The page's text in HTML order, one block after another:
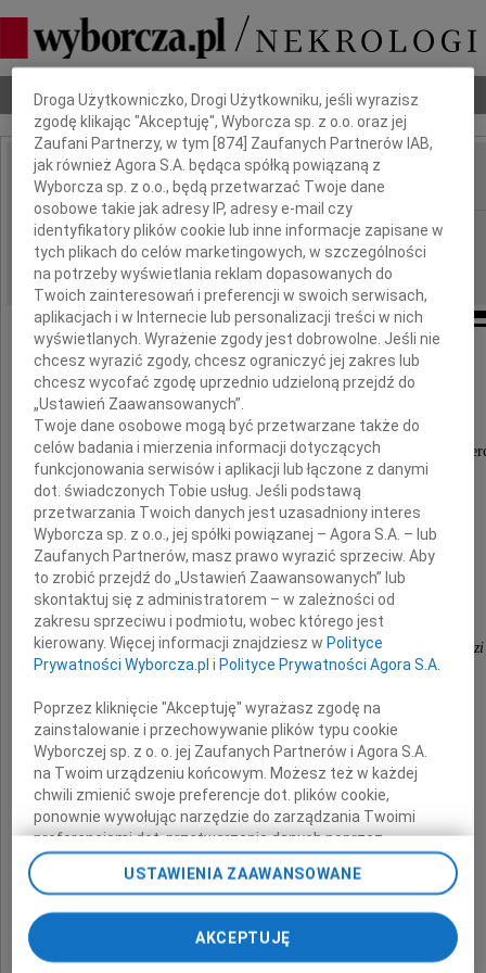
Nekrologi Odeszli Poradnik pogrzebowy
IMIĘ I NAZWISKO:
REGION: Łódź
DATA EMISJI: 07.01.2015
Pani
Krystynie Stępkowskiej
najszczersze wyrazy współczucia z powodu
Mamy
składa
społeczność szkół
Społecznego Towarzystwa Oświatowego w Łodzi
Dbamy o Twoją prywatność
Droga Użytkowniczko, Drogi Użytkowniku, jeśli wyrazisz
zgodę klikając "Akceptuję", Wyborcza sp. z o.o. oraz jej
Zaufani Partnerzy, w tym [874 ] Zaufanych Partnerów IAB,
jak również Agora S.A. będąca spółką powiązaną z
Wyborcza sp. z o.o., będą przetwarzać Twoje dane
osobowe takie jak adresy IP, adresy e-mail czy
identyfikatory plików cookie lub inne informacje zapisane w
tych plikach do celów marketingowych, w szczególności
na potrzeby wyświetlania reklam dopasowanych do
Twoich zainteresowań i preferencji w swoich serwisach,
aplikacjach i w Internecie lub personalizacji treści w nich
wyświetlanych. Wyrażenie zgody jest dobrowolne. Jeśli nie
chcesz wyrazić zgody, chcesz ograniczyć jej zakres lub
chcesz wycofać zgodę uprzednio udzieloną przejdź do
„Ustawień Zaawansowanych”.
Twoje dane osobowe mogą być przetwarzane także do
celów badania i mierzenia informacji dotyczących
funkcjonowania serwisów i aplikacji lub łączone z danymi
dot. świadczonych Tobie usług. Jeśli podstawą
przetwarzania Twoich danych jest uzasadniony interes
Wyborcza sp. z o.o., jej spółki powiązanej – Agora S.A. – lub
Zaufanych Partnerów, masz prawo wyrazić sprzeciw. Aby
to zrobić przejdź do „Ustawień Zaawansowanych” lub
skontaktuj się z administratorem – w zależności od
zakresu sprzeciwu i podmiotu, wobec którego jest
kierowany. Więcej informacji znajdziesz w Polityce
Prywatności Wyborcza.pl i Polityce Prywatności Agora S.A.
Poprzez kliknięcie "Akceptuję" wyrażasz zgodę na
zainstalowanie i przechowywanie plików typu cookie
Wyborczej sp. z o. o. jej Zaufanych Partnerów i Agora S.A.
na Twoim urządzeniu końcowym. Możesz też w każdej
chwili zmienić swoje preferencje dot. plików cookie,
ponownie wywołując narzędzie do zarządzania Twoimi
preferencjami dot. przetwarzania danych poprzez
odnośnik „Ustawienia prywatności” w stopce serwisu i
przechodząc do sekcji „Ustawienia zaawansowane”.
pomocą ustawień przeglądarki.
My, nasi Zaufani Partnerzy i Agora S.A. możemy
USTAWIENIA ZAAWANSOWANE
AKCEPTUJĘ